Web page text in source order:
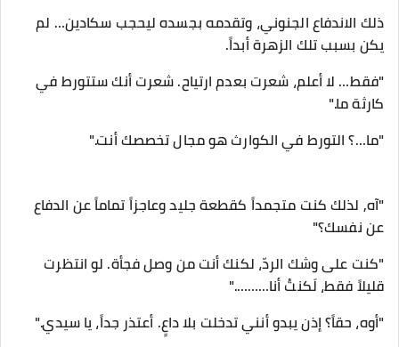
ذلك الاندفاع الجنوني، وتقدمه بجسده ليحجب سكادين… لم
يكن بسبب تلك الزهرة أبداً.
"فقط… لا أعلم، شعرت بعدم ارتياح. شعرت أنك ستتورط في
كارثة ما."
"ما…؟ التورط في الكوارث هو مجال تخصصك أنت."
"آه, لذلك كنت متجمداً كقطعة جليد وعاجزاً تماماً عن الدفاع
عن نفسك؟"
"كنت على وشك الردّ، لكنك أنت من وصل فجأة. لو انتظرت
قليلاً فقط، لَكنتُ أنا………."
"أوه، حقاً؟ إذن يبدو أنني تدخلت بلا داعٍ. أعتذر جداً، يا سيدي."